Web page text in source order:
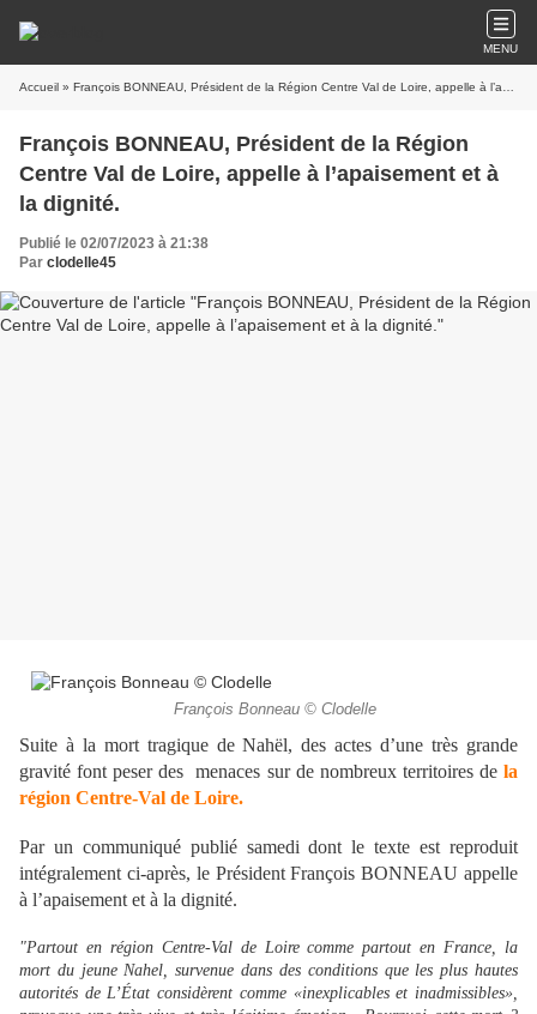
MENU
Accueil » François BONNEAU, Président de la Région Centre Val de Loire, appelle à l’apaisement et à la dignité.
François BONNEAU, Président de la Région
Centre Val de Loire, appelle à l’apaisement et à
la dignité.
Publié le 02/07/2023 à 21:38
Par clodelle45
François Bonneau © Clodelle
Suite à la mort tragique de Nahël, des actes d’une très grande
gravité font peser des menaces sur de nombreux territoires de la
région Centre-Val de Loire.
Par un communiqué publié samedi dont le texte est reproduit
intégralement ci-après, le Président François BONNEAU appelle
à l’apaisement et à la dignité.
"Partout en région Centre-Val de Loire comme partout en France, la
mort du jeune Nahel, survenue dans des conditions que les plus hautes
autorités de L’État considèrent comme «inexplicables et inadmissibles»,